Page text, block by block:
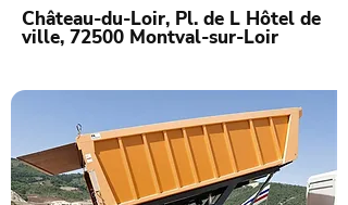
Château-du-Loir, Pl. de L Hôtel de
ville, 72500 Montval-sur-Loir